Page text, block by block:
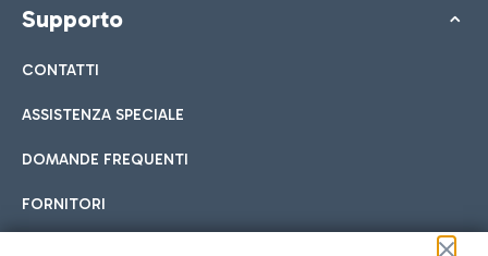
Supporto
CONTATTI
ASSISTENZA SPECIALE
DOMANDE FREQUENTI
FORNITORI